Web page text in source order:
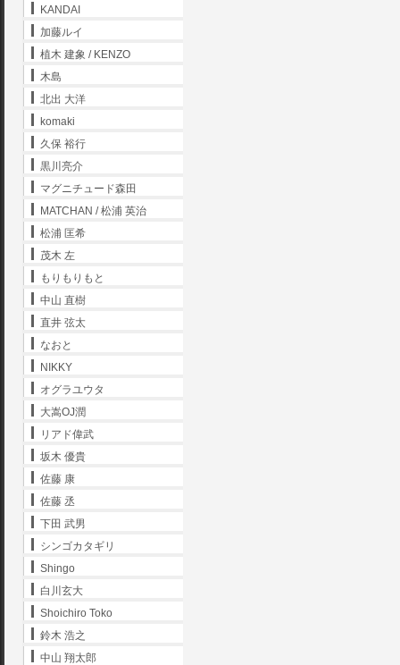
KANDAI
加藤ルイ
植木 建象 / KENZO
木島
北出 大洋
komaki
久保 裕行
黒川亮介
マグニチュード森田
MATCHAN / 松浦 英治
松浦 匡希
茂木 左
もりもりもと
中山 直樹
直井 弦太
なおと
NIKKY
オグラユウタ
大嵩OJ潤
リアド偉武
坂木 優貴
佐藤 康
佐藤 丞
下田 武男
シンゴカタギリ
Shingo
白川玄大
Shoichiro Toko
鈴木 浩之
中山 翔太郎